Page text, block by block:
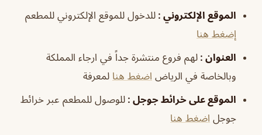
الموقع الإلكتروني : للدخول للموقع الإلكتروني للمطعم
إضغط هنا
العنوان : لهم فروع منتشرة جداً في ارجاء المملكة
وبالخاصة في الرياض اضغط هنا لمعرفة
الموقع على خرائط جوجل : للوصول للمطعم عبر خرائط
جوجل اضغط هنا